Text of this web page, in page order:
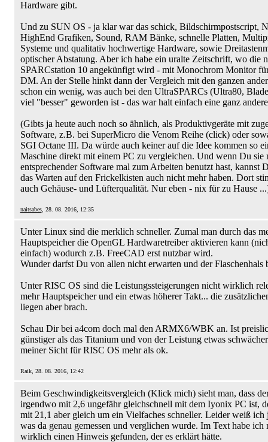
Hardware gibt.
Und zu SUN OS - ja klar war das schick, Bildschirmpostscript,
HighEnd Grafiken, Sound, RAM Bänke, schnelle Platten,
Systeme und qualitativ hochwertige Hardware, sowie
optischer Abstatung. Aber ich habe ein uralte Zeitschrift, wo die
SPARCstation 10 angekünfigt wird - mit Monochrom Monitor
DM. An der Stelle hinkt dann der Vergleich mit den ganzen
schon ein wenig, was auch bei den UltraSPARCs (Ultra80,
viel "besser" geworden ist - das war halt einfach eine ganz
(Gibts ja heute auch noch so ähnlich, als Produktivgeräte mit
Software, z.B. bei SuperMicro die Venom Reihe (click) oder
SGI Octane III. Da würde auch keiner auf die Idee kommen so
Maschine direkt mit einem PC zu vergleichen. Und wenn Du sie
entsprechender Software mal zum Arbeiten benutzt hast, kannst
das Warten auf den Frickelkisten auch nicht mehr haben. Dort
auch Gehäuse- und Lüfterqualität. Nur eben - nix für zu Hause
naitsabes, 28. 08. 2016, 12:35
Unter Linux sind die merklich schneller. Zumal man durch das
Hauptspeicher die OpenGL Hardwaretreiber aktivieren kann
einfach) wodurch z.B. FreeCAD erst nutzbar wird.
Wunder darfst Du von allen nicht erwarten und der Flaschenhals
Unter RISC OS sind die Leistungssteigerungen nicht wirklich
mehr Hauptspeicher und ein etwas höherer Takt... die
liegen aber brach.
Schau Dir bei a4com doch mal den ARMX6/WBK an. Ist
günstiger als das Titanium und von der Leistung etwas
meiner Sicht für RISC OS mehr als ok.
Raik, 28. 08. 2016, 12:42
Beim Geschwindigkeitsvergleich (Klick mich) sieht man, dass
irgendwo mit 2,6 ungefähr gleichschnell mit dem Iyonix PC ist,
mit 21,1 aber gleich um ein Vielfaches schneller. Leider weiß ich
was da genau gemessen und verglichen wurde. Im Text habe ich
wirklich einen Hinweis gefunden, der es erklärt hätte.